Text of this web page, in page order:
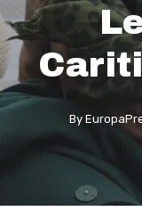
By